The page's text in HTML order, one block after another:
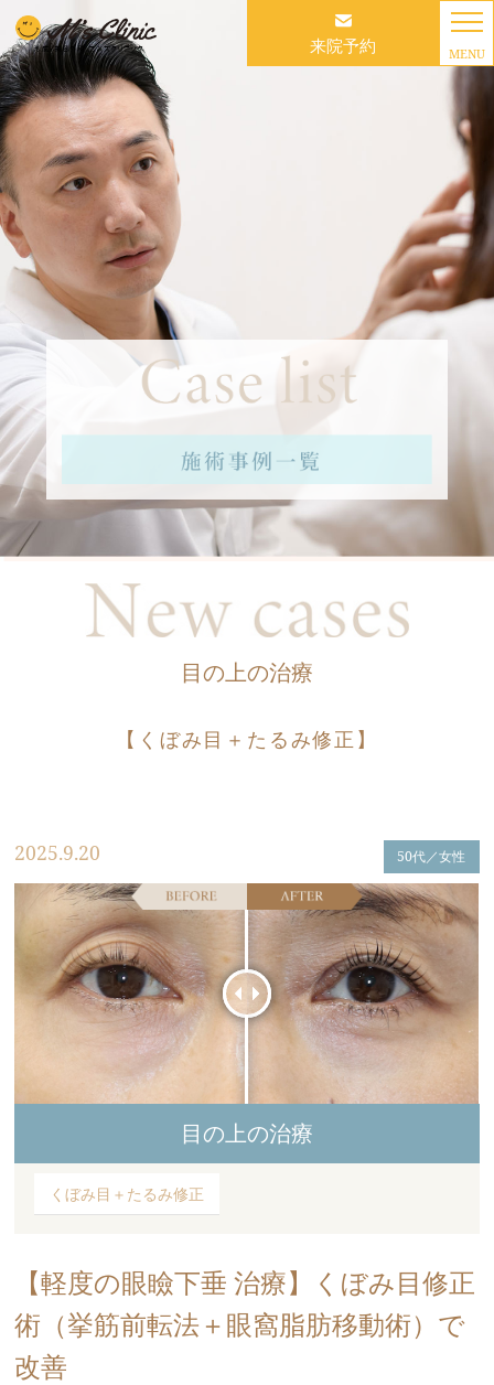
来院予約 MENU
目の上の治療
【くぼみ目＋たるみ修正】
2025.9.20 50代／女性
目の上の治療
くぼみ目＋たるみ修正
【軽度の眼瞼下垂 治療】くぼみ目修正
術（挙筋前転法＋眼窩脂肪移動術）で
改善